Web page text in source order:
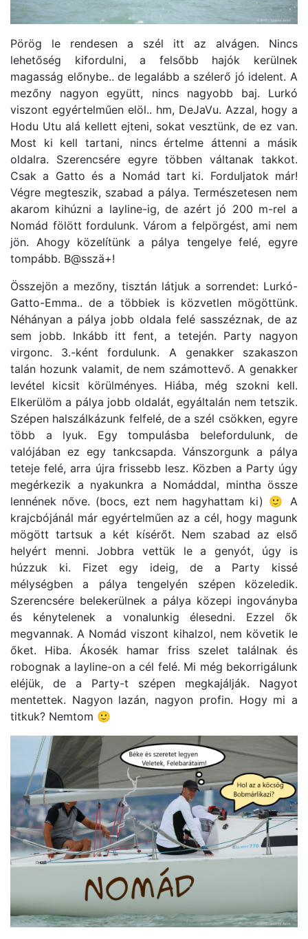
Pörög le rendesen a szél itt az alvágen. Nincs
lehetőség kifordulni, a felsőbb hajók kerülnek
magasság előnybe.. de legalább a szélerő jó idelent. A
mezőny nagyon együtt, nincs nagyobb baj. Lurkó
viszont egyértelműen elöl.. hm, DeJaVu. Azzal, hogy a
Hodu Utu alá kellett ejteni, sokat vesztünk, de ez van.
Most ki kell tartani, nincs értelme áttenni a másik
oldalra. Szerencsére egyre többen váltanak takkot.
Csak a Gatto és a Nomád tart ki. Forduljatok már!
Végre megteszik, szabad a pálya. Természetesen nem
akarom kihúzni a layline-ig, de azért jó 200 m-rel a
Nomád fölött fordulunk. Várom a felpörgést, ami nem
jön. Ahogy közelítünk a pálya tengelye felé, egyre
tompább. B@sszä+!
Összejön a mezőny, tisztán látjuk a sorrendet: Lurkó-
Gatto-Emma.. de a többiek is közvetlen mögöttünk.
Néhányan a pálya jobb oldala felé sasszéznak, de az
sem jobb. Inkább itt fent, a tetején. Party nagyon
virgonc. 3.-ként fordulunk. A genakker szakaszon
talán hozunk valamit, de nem számottevő. A genakker
levétel kicsit körülményes. Hiába, még szokni kell.
Elkerülöm a pálya jobb oldalát, egyáltalán nem tetszik.
Szépen halszálkázunk felfelé, de a szél csökken, egyre
több a lyuk. Egy tompulásba belefordulunk, de
valójában ez egy tankcsapda. Vánszorgunk a pálya
teteje felé, arra újra frissebb lesz. Közben a Party úgy
megérkezik a nyakunkra a Nomáddal, mintha össze
lennének nőve. (bocs, ezt nem hagyhattam ki) 🙂 A
krajcbójánál már egyértelműen az a cél, hogy magunk
mögött tartsuk a két kísérőt. Nem szabad az első
helyért menni. Jobbra vettük le a genyót, úgy is
húzzuk ki. Fizet egy ideig, de a Party kissé
mélységben a pálya tengelyén szépen közeledik.
Szerencsére belekerülnek a pálya közepi ingoványba
és kénytelenek a vonalunkig élesedni. Ezzel ők
megvannak. A Nomád viszont kihalzol, nem követik le
őket. Hiba. Ákosék hamar friss szelet találnak és
robognak a layline-on a cél felé. Mi még bekorrigálunk
eléjük, de a Party-t szépen megkajálják. Nagyot
mentettek. Nagyon lazán, nagyon profin. Hogy mi a
titkuk? Nemtom 🙂